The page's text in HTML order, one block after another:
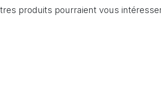
produits pourraient vous